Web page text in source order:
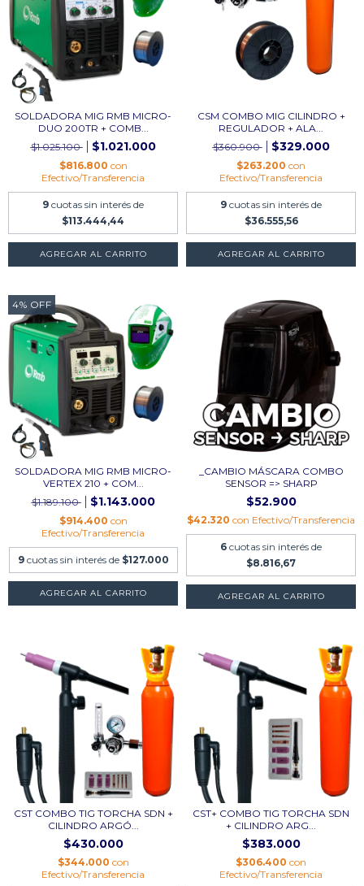
SOLDADORA MIG RMB MICRO-
DUO 200TR + COMB...
$1.025.100
$1.021.000
$816.800 con
Efectivo/Transferencia
9 cuotas sin interés de
$113.444,44
CSM COMBO MIG CILINDRO +
REGULADOR + ALA...
$360.900
$329.000
$263.200 con
Efectivo/Transferencia
9 cuotas sin interés de
$36.555,56
AGREGAR AL CARRITO
4% OFF
SOLDADORA MIG RMB MICRO-
VERTEX 210 + COM...
$1.189.100
$1.143.000
$914.400 con
Efectivo/Transferencia
9 cuotas sin interés de $127.000
_CAMBIO MÁSCARA COMBO
SENSOR => SHARP
$52.900
$42.320 con Efectivo/Transferencia
6 cuotas sin interés de
$8.816,67
CST COMBO TIG TORCHA SDN +
CILINDRO ARGÓ...
$430.000
$344.000 con
Efectivo/Transferencia
CST+ COMBO TIG TORCHA SDN
+ CILINDRO ARG...
$383.000
$306.400 con
Efectivo/Transferencia